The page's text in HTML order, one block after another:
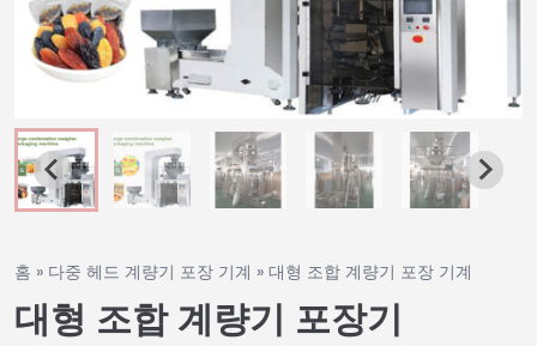
홈 » 다중 헤드 계량기 포장 기계 » 대형 조합 계량기 포장 기계
대형 조합 계량기 포장기